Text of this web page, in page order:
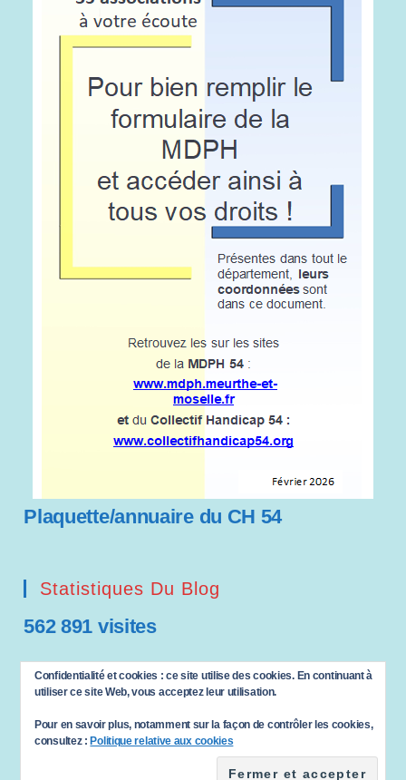
Plaquette/annuaire du CH 54
Statistiques Du Blog
562 891 visites
Saisissez votre adresse e-mail…
ABONNEZ-VOUS
Confidentialité et cookies : ce site utilise des cookies. En continuant à
utiliser ce site Web, vous acceptez leur utilisation.
Pour en savoir plus, notamment sur la façon de contrôler les cookies,
consultez : Politique relative aux cookies